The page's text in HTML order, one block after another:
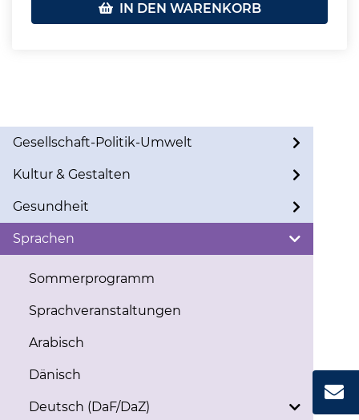
IN DEN WARENKORB
Gesellschaft-Politik-Umwelt
Kultur & Gestalten
Gesundheit
Sprachen
Sommerprogramm
Sprachveranstaltungen
Arabisch
Dänisch
Deutsch (DaF/DaZ)